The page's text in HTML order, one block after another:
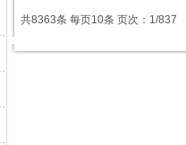
共8363条 每页10条 页次：1/837